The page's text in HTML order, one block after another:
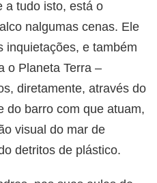
a tudo isto, está o
nalgumas cenas. Ele
inquietações, e também
o Planeta Terra –
diretamente, através do
do barro com que atuam,
visual do mar de
detritos de plástico.